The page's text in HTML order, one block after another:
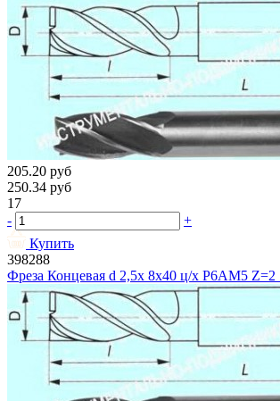
205.20 руб
250.34 руб
17
-
+
Купить
398288
Фреза Концевая d 2,5х 8х40 ц/х Р6АМ5